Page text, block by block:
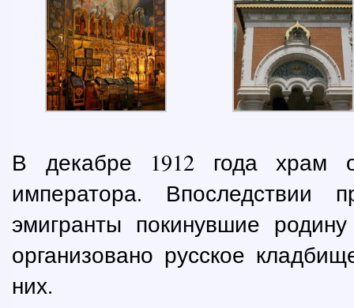
В декабре 1912 года храм
императора. Впоследствии
эмигранты покинувшие
организовано русское
них.